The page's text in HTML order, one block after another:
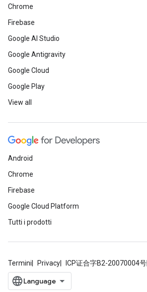
Chrome
Firebase
Google AI Studio
Google Antigravity
Google Cloud
Google Play
View all
Android
Chrome
Firebase
Google Cloud Platform
Tutti i prodotti
Termini Privacy ICP证合字B2-20070004号